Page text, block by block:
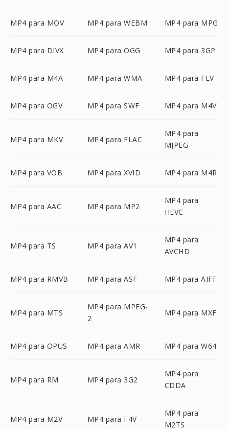
MP4 para MOV MP4 para WEBM MP4 para MPG
MP4 para DIVX MP4 para OGG MP4 para 3GP
MP4 para M4A MP4 para WMA MP4 para FLV
MP4 para OGV MP4 para SWF MP4 para M4V
MP4 para MKV MP4 para FLAC
MP4 para
MJPEG
MP4 para VOB MP4 para XVID MP4 para M4R
MP4 para AAC MP4 para MP2
MP4 para
HEVC
MP4 para TS MP4 para AV1
MP4 para
AVCHD
MP4 para RMVB MP4 para ASF MP4 para AIFF
MP4 para MTS
MP4 para MPEG-
2
MP4 para MXF
MP4 para OPUS MP4 para AMR MP4 para W64
MP4 para RM MP4 para 3G2
MP4 para
CDDA
MP4 para M2V MP4 para F4V
MP4 para
M2TS